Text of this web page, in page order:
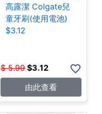
高露潔 Colgate兒
童牙刷(使用電池)
$3.12
$ 5.99 $3.12
由此查看